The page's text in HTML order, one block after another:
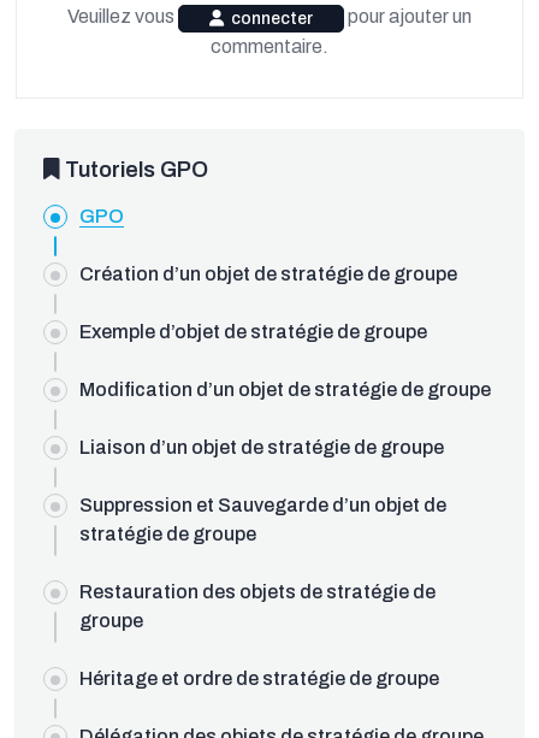
Veuillez vous connecter
pour ajouter un
commentaire.
Tutoriels GPO
GPO
Création d’un objet de stratégie de groupe
Exemple d’objet de stratégie de groupe
Modification d’un objet de stratégie de groupe
Liaison d’un objet de stratégie de groupe
Suppression et Sauvegarde d’un objet de
stratégie de groupe
Restauration des objets de stratégie de
groupe
Héritage et ordre de stratégie de groupe